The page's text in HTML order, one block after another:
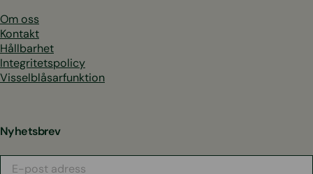
Om oss
Kontakt
Hållbarhet
Integritetspolicy
Visselblåsarfunktion
Nyhetsbrev